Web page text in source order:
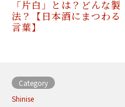
「片白」とは？どんな製
法？【日本酒にまつわる
言葉】
Category
Shinise